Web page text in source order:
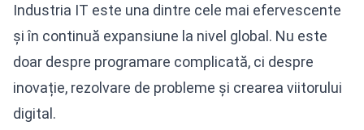
Industria IT este una dintre cele mai efervescente
și în continuă expansiune la nivel global. Nu este
doar despre programare complicată, ci despre
inovație, rezolvare de probleme și crearea viitorului
digital.